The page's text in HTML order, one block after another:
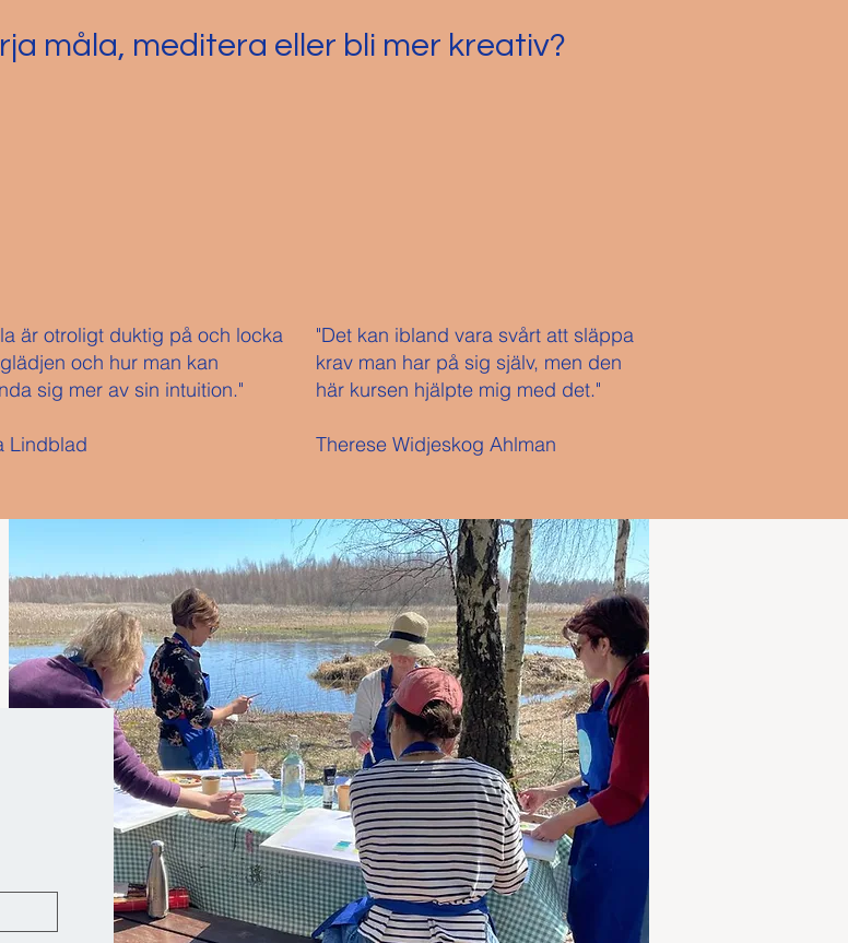
måla, meditera eller bli mer kreativ?
är otroligt duktig på och locka
och hur man kan
sig mer av sin intuition."
Lindblad
"Det kan ibland vara svårt att släppa
krav man har på sig själv, men den
här kursen hjälpte mig med det."
Therese Widjeskog Ahlman